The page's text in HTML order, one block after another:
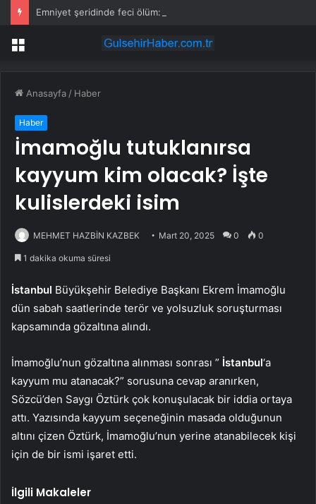
Menü
Anasayfa / Haber
Haber
İmamoğlu tutuklanırsa
kayyum kim olacak? İşte
kulislerdeki isim
MEHMET HAZBİN KAZBEK Mart 20, 2025 0 0
1 dakika okuma süresi
İstanbul Büyükşehir Belediye Başkanı Ekrem İmamoğlu
dün sabah saatlerinde terör ve yolsuzluk soruşturması
kapsamında gözaltına alındı.
İmamoğlu’nun gözaltına alınması sonrası ” İstanbul‘a
kayyum mu atanacak?” sorusuna cevap aranırken,
Sözcü’den Saygı Öztürk çok konuşulacak bir iddia ortaya
attı. Yazısında kayyum seçeneğinin masada olduğunun
altını çizen Öztürk, İmamoğlu’nun yerine atanabilecek kişi
için de bir ismi işaret etti.
İlgili Makaleler